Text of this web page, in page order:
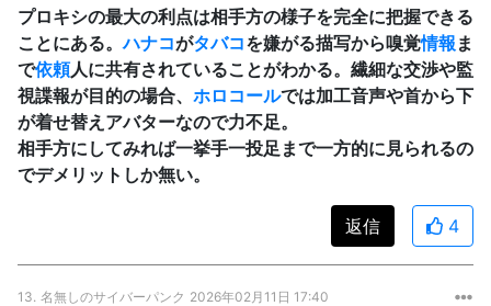
プロキシの最大の利点は相手方の様子を完全に把握できる
ことにある。ハナコがタバコを嫌がる描写から嗅覚情報 ま
で依頼人に共有されていることがわかる。繊細な交渉や監
視諜報が目的の場合、 ホロコールでは加工音声や首から下
が着せ替えアバターなので力不足。
相手方にしてみれば一挙手一投足まで一方的に見られるの
でデメリットしか無い。
返信 4
13. 名無しのサイバーパンク 2026年02月11日 17:40